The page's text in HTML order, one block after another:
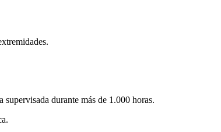
durante más de 1.000 horas.